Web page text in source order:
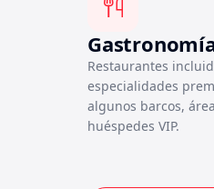
Restaurantes
especialidades
algunos barcos,
huéspedes VIP.